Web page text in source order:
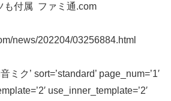
も付属 ファミ通.com
news/202204/03256884.html
ミク’ sort=’standard’ page_num=’1′
use_inner_template=’2′